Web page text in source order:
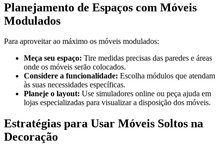
Planejamento de Espaços com Móveis
Modulados
Para aproveitar ao máximo os móveis modulados:
Meça seu espaço: Tire medidas precisas das paredes e áreas
onde os móveis serão colocados.
Considere a funcionalidade: Escolha módulos que atendam
às suas necessidades específicas.
Planeje o layout: Use simuladores online ou peça ajuda em
lojas especializadas para visualizar a disposição dos móveis.
Estratégias para Usar Móveis Soltos na
Decoração